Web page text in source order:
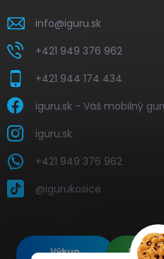
info@iguru.sk
+421 949 376 962
+421 944 174 434
iguru.sk - Váš mobilný
iguru.sk
+421 949 376 962
@igurukosice
Výkup